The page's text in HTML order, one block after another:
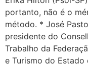
portanto, não é o
método. * José
presidente do
Trabalho da
e Turismo do Estado